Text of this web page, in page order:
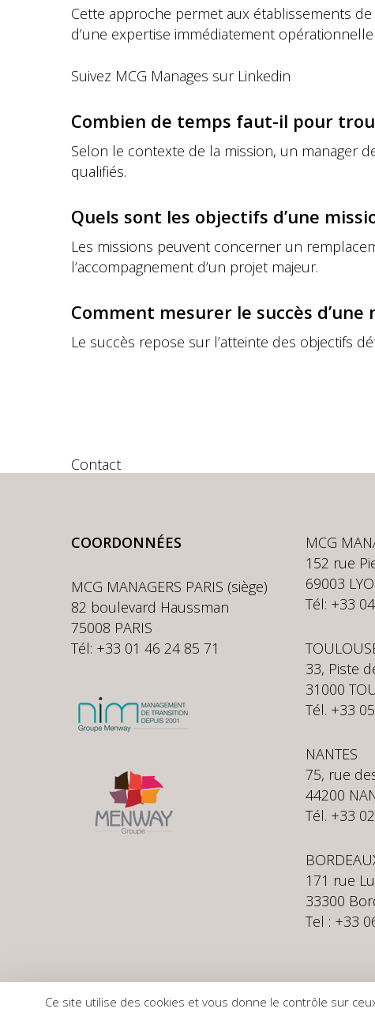
Cette approche permet aux établissements
d’une expertise immédiatement
Suivez MCG Manages sur Linkedin
Combien de temps faut-il pour
Selon le contexte de la mission, un manager
qualifiés.
Quels sont les objectifs d’une
Les missions peuvent concerner un
l’accompagnement d’un projet majeur.
Comment mesurer le succès d’une
Le succès repose sur l’atteinte des objectifs
Contact
COORDONNÉES
MCG MANAGERS PARIS (siège)
82 boulevard Haussman
75008 PARIS
Tél: +33 01 46 24 85 71
MCG
152 rue
69003
Tél: +33
33, Piste
31000
Tél. +33
NANTES
75, rue
44200
Tél. +33
171 rue
33300
Tel : +33
Ce site utilise des cookies et vous donne le contrôle sur